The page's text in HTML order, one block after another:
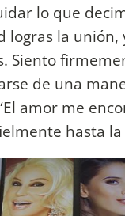
lo que
logras la unión,
Siento
de una
amor me
hasta